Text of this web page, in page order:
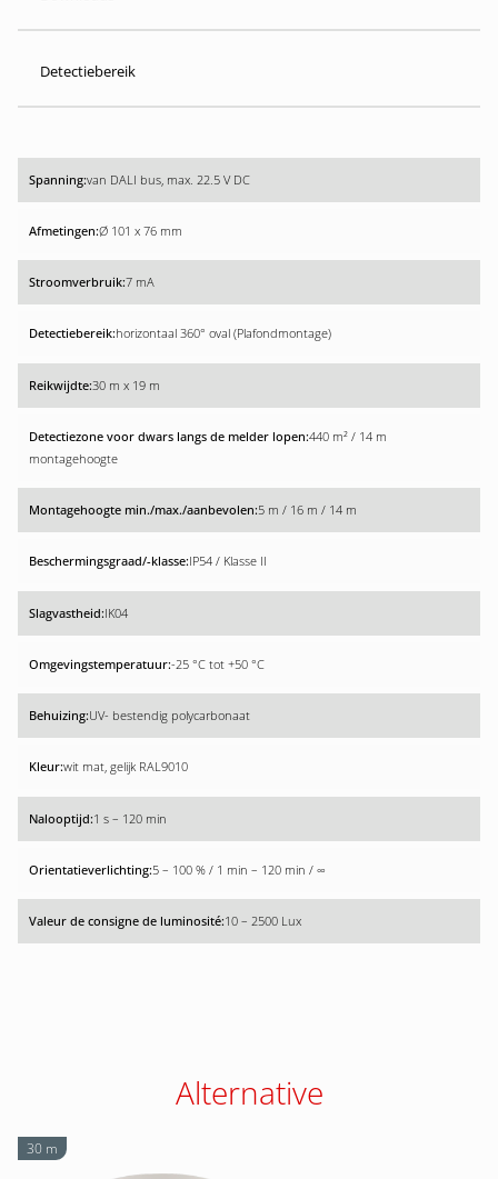
Detectiebereik
van DALI bus, max. 22.5 V DC
Ø 101 x 76 mm
7 mA
horizontaal 360° oval (Plafondmontage)
30 m x 19 m
440 m² / 14 m
montagehoogte
5 m / 16 m / 14 m
IP54 / Klasse II
IK04
-25 °C tot +50 °C
UV- bestendig polycarbonaat
wit mat, gelijk RAL9010
1 s – 120 min
5 – 100 % / 1 min – 120 min / ∞
10 – 2500 Lux
Alternative
30 m